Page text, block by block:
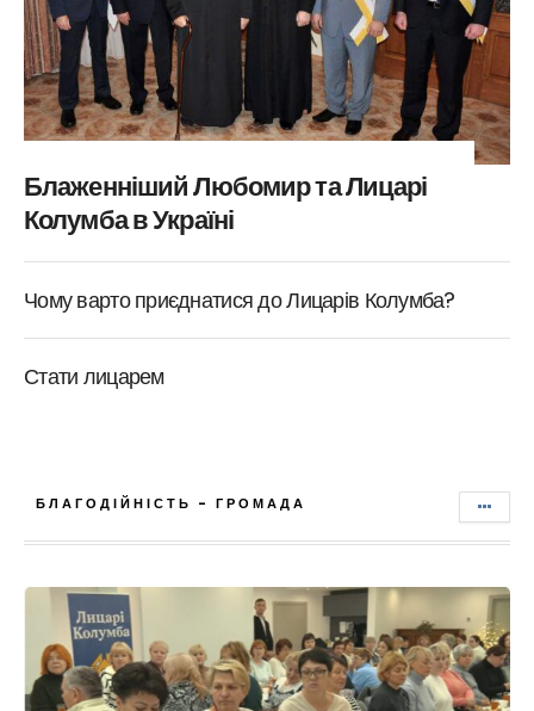
Блаженніший Любомир та Лицарі
Колумба в Україні
Чому варто приєднатися до Лицарів Колумба?
Стати лицарем
БЛАГОДІЙНІСТЬ - ГРОМАДА